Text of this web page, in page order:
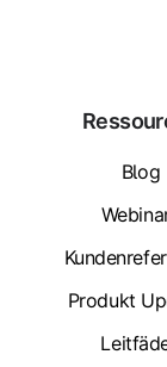
Blog
Produkt